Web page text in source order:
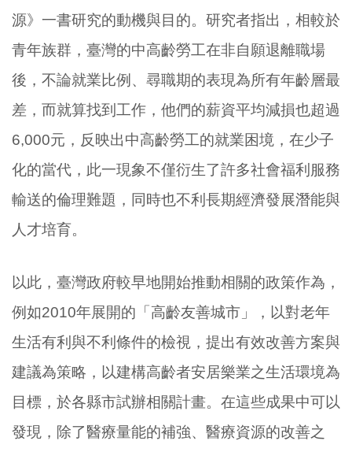
源》一書研究的動機與目的。研究者指出，相較於
青年族群，臺灣的中高齡勞工在非自願退離職場
後，不論就業比例、尋職期的表現為所有年齡層最
差，而就算找到工作，他們的薪資平均減損也超過
6,000元，反映出中高齡勞工的就業困境，在少子
化的當代，此一現象不僅衍生了許多社會福利服務
輸送的倫理難題，同時也不利長期經濟發展潛能與
人才培育。
以此，臺灣政府較早地開始推動相關的政策作為，
例如2010年展開的「高齡友善城市」，以對老年
生活有利與不利條件的檢視，提出有效改善方案與
建議為策略，以建構高齡者安居樂業之生活環境為
目標，於各縣市試辦相關計畫。在這些成果中可以
發現，除了醫療量能的補強、醫療資源的改善之